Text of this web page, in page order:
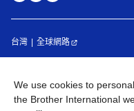
台灣 全球網路
©2026BROTHER
We use cookies to
the Brother International